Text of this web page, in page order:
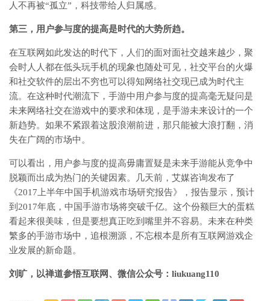
人不再被“孤立”，科技带给人归属感。
第三，用户参与度的提高是时代的大势所趋。
在互联网如此发达的时代下，人们的面对面社交越来越少，聚
会时人人都在低头玩手机的现象也随处可见，社交平台的火爆
和社交软件的层出不穷也可以得知网络社交现已成为时代主
流。在这种时代潮流下，手游中用户参与度的提高毫无疑问是
未来网络社交在游戏中的要求和体现，是手游未来设计的一个
新趋势。如果不紧跟着这股浪潮前进，那只能被大浪打翻，消
失在广阔的市场中。
可以看出，用户参与度的提高毋庸置疑是未来手游能从竞争中
脱颖而出成为热门的关键因素。几天前，艾媒咨询发布了
《2017上半年中国手机游戏市场研究报告》，报告显示，预计
到2017年底，中国手游市场将突破千亿。这个份额巨大的蛋糕
看起来很美味，但是要想真正吃到嘴里并不容易。未来在种类
繁多的手游市场中，追根溯源，不忘根本是所有互联网游戏企
业发展的新命题。
刘旷，以禅道参悟互联网、微信公众号：liukuang110